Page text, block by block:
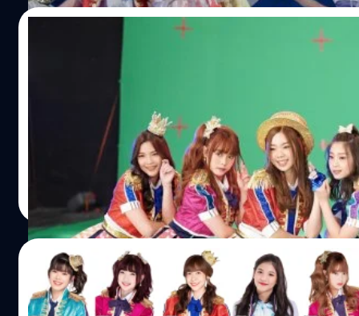
BNK48 เผยภาพเบื้องหลัง BNK Festival
กรุ๊ปอันดับหนึ่ง กับเพลงซิงเกิ้ลที่ 5 ล่าสุด เพลง BNK
สนุกไปด้วยกันกับบทเพลงแห่งความสนุกนี้ ที่สำคัญเพลงนี้มา
ซิงเกิ้ลถัดไปด้วย การขายซีดีพร้อมบัตรลงคะแนน Senbatsu
ยอดขาย Pre Order แผ่น CD จำนวน 300,000 แผ่นหมดภ
สามารถที่จะซื้อบัตรลงคะแนน พร้อม Music Card รูปน้องๆ
สนุกกับกิจกรรมใน BNK48 application มูลค่า 200 บาท…
Meechok Dechpokasup| 2816 days ago
Read More
22/11/2018
BNK48 ทั้ง 2 รุ่นทยอยเปลี่ยนรูปโปรไฟล์ต้อน